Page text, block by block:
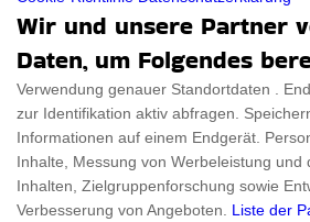
Wir präsentieren die Cross Body
raffinierte Milchtüten-Tasche in
langweilige Kleidung in etwas
Die H*L*B-Maße dieser
betragen 9,8" x 4,7" x 3,9" Zoll,
47,2"-langen Riemen, mit dem
Wir und unsere Partner
Daten, um Folgendes
Verwendung genauer Standortdaten .
zur Identifikation aktiv abfragen.
Informationen auf einem Endgerät.
Inhalte, Messung von Werbeleistung und
Inhalten, Zielgruppenforschung sowie
Verbesserung von Angeboten. Liste der